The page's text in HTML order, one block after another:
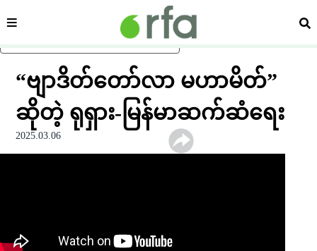
ပင်မအကြောင်းအရာသို့ ကျော်ရန်
ကဏ္ဍ ရှာ
“ဗျာဒိတ်တော်လာ မဟာမိတ်”
ဆိုတဲ့ ရုရှား-မြန်မာဆက်ဆံရေး
2025.03.06